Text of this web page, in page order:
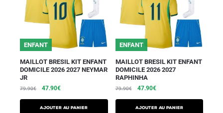
ENFANT
MAILLOT BRESIL KIT ENFANT
DOMICILE 2026 2027 NEYMAR
JR
79.90€ 47.90€
AJOUTER AU PANIER
ENFANT
MAILLOT BRESIL KIT ENFANT
DOMICILE 2026 2027
RAPHINHA
79.90€ 47.90€
AJOUTER AU PANIER